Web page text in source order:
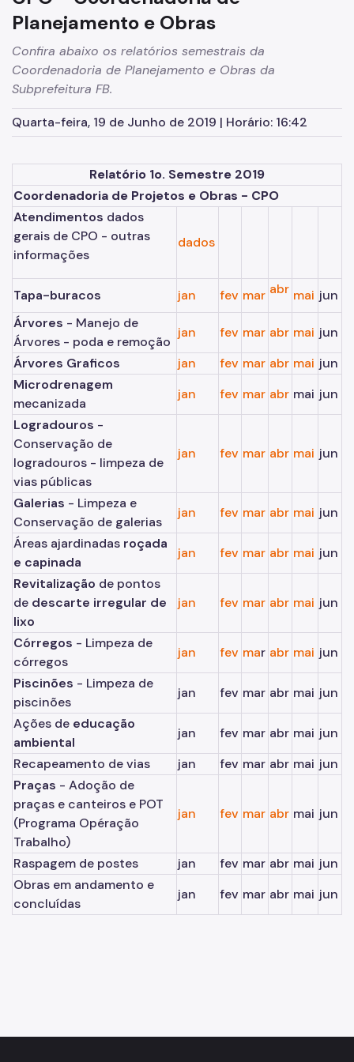
Zeladoria Urbana
Notícias
Cultura
Planejamento e Obras
Confira abaixo os relatórios semestrais da
Coordenadoria de Planejamento e Obras da
Subprefeitura FB.
Quarta-feira, 19 de Junho de 2019 | Horário: 16:42
Relatório 1o. Semestre 2019
Coordenadoria de Projetos e Obras - CPO
Atendimentos dados
gerais de CPO - outras
informações
dados
Tapa-buracos jan fev mar abr mai jun
Árvores - Manejo de
Árvores - poda e remoção
jan fev mar abr mai jun
Árvores Graficos
jan fev mar abr mai jun
Microdrenagem
mecanizada
jan fev mar abr mai jun
Logradouros -
Conservação de
logradouros - limpeza de
vias públicas
jan fev mar abr mai jun
Galerias - Limpeza e
Conservação de galerias
jan fev mar abr mai jun
Áreas ajardinadas roçada
e capinada
jan fev mar abr mai jun
Revitalização de pontos
de descarte irregular de
lixo
jan fev mar abr mai jun
Córregos - Limpeza de
córregos
jan fev mar abr mai jun
Piscinões - Limpeza de
piscinões
jan fev mar abr mai jun
Ações de educação
ambiental
jan fev mar abr mai jun
Recapeamento de vias
jan fev mar abr mai jun
Praças - Adoção de
praças e canteiros e POT
(Programa Opéração
Trabalho)
jan fev mar abr mai jun
Raspagem de postes jan fev mar abr mai jun
Obras em andamento e
concluídas
jan fev mar abr mai jun